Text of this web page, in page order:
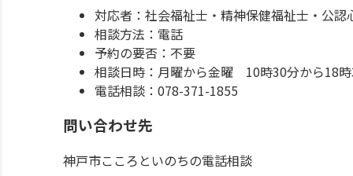
対応者：社会福祉士・精神保健福祉士・公認
相談方法：電話
予約の要否：不要
相談日時：月曜から金曜 10時30分から18
電話相談：078-371-1855
問い合わせ先
神戸市こころといのちの電話相談